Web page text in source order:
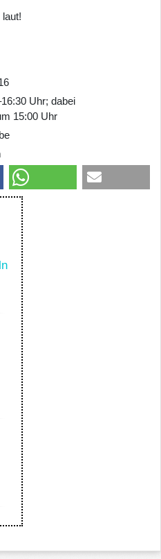
Uhr; dabei
15:00 Uhr